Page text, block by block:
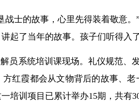
战士的故事，心里先得装着敬意
起了当年的故事。孩子们听得入
员系统培训课现场。礼仪规范
红霞都会从文物背后的故事、
培训项目已累计举办15期，共有